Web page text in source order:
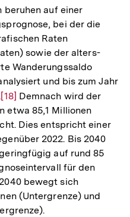
beruhen auf einer
bei der die
Raten
sowie der alters-
Wanderungssaldo
und bis zum Jahr
Zur
Auflösung
der
Fußnote
[18] Demnach wird der
etwa 85,1 Millionen
Dies entspricht einer
2022. Bis 2040
auf rund 85
für den
bewegt sich
(Untergrenze) und